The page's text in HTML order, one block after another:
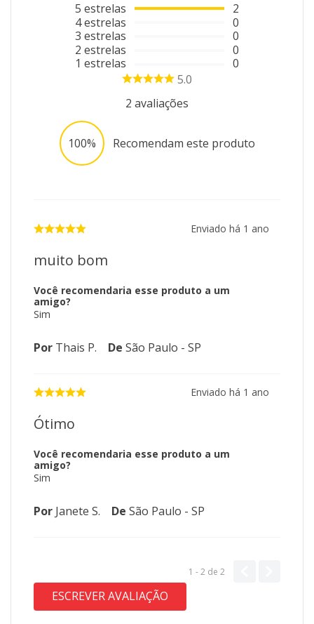
5 estrelas
4estrelas
3 estrelas
2 estrelas
1 estrelas
2
0
0
0
0
5.0
2 avaliações
100% Recomendam este produto
Enviado há 1 ano
muito bom
Você recomendaria esse produto a um
amigo?
Sim
Por Thais P. De São Paulo - SP
Enviado há 1 ano
Ótimo
Você recomendaria esse produto a um
amigo?
Sim
Por Janete S. De São Paulo - SP
1 - 2 de 2
ESCREVER AVALIAÇÃO